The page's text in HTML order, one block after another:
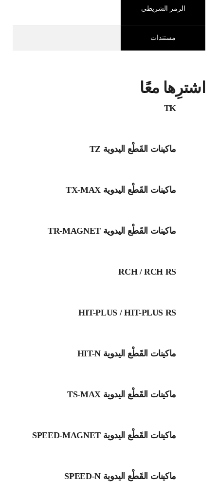
الرمز الشريطي
مستندات
اشترِها معًا
TK
ماكينات القَطْع اليدوية TZ
ماكينات القَطْع اليدوية TX-MAX
ماكينات القَطْع اليدوية TR-MAGNET
RCH / RCH RS
HIT-PLUS / HIT-PLUS RS
ماكينات القَطْع اليدوية HIT-N
ماكينات القَطْع اليدوية TS-MAX
ماكينات القَطْع اليدوية SPEED-MAGNET
ماكينات القَطْع اليدوية SPEED-N